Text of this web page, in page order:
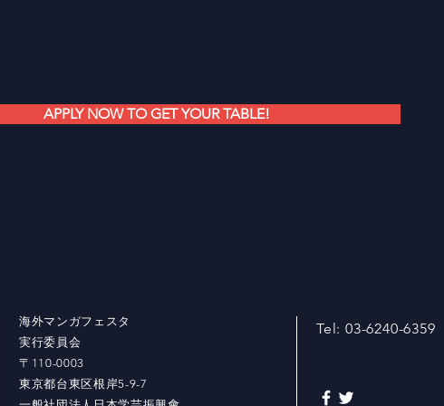
APPLY NOW TO GET YOUR TABLE!
海外マンガフェスタ
実行委員会
〒110-0003
東京都台東区根岸5-9-7
Tel: 03-6240-6359